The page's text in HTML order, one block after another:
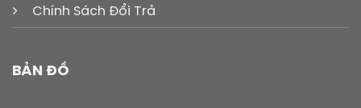
Chính Sách Đổi Trả
BẢN ĐỒ